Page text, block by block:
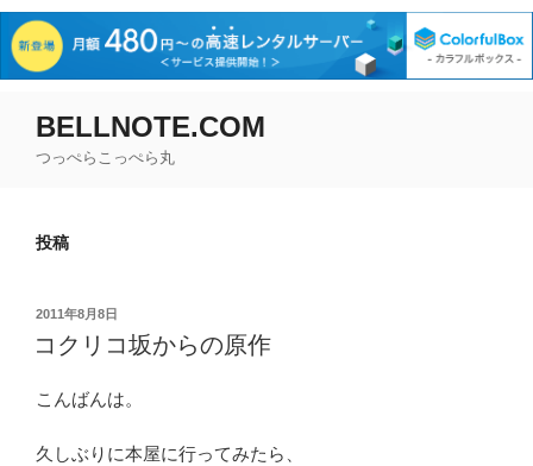
BELLNOTE.COM
つっぺらこっぺら丸
投稿
投
日:
2011年8月8日
コクリコ坂からの原作
こんばんは。
久しぶりに本屋に行ってみたら、